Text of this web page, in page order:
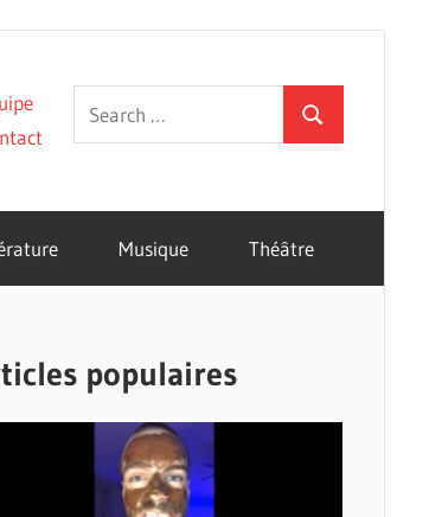
Search
for:
Search
Musique Théâtre
populaires